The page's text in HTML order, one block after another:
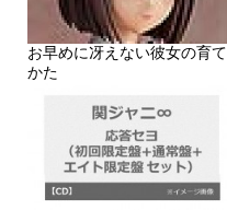
お早めに冴えない彼女の育て
かた